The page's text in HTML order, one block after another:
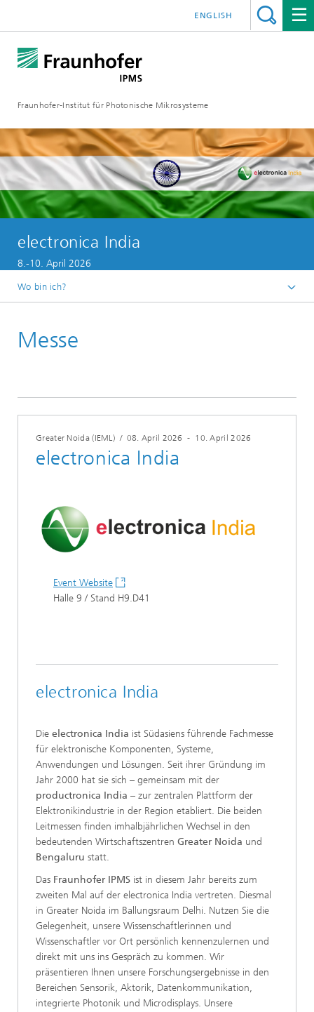
Fraunhofer-Institut für Photonische Mikrosysteme
ENGLISH
electronica India
8.-10. April 2026
Wo bin ich?
Messe
Greater Noida (IEML) / 08. April 2026 - 10. April 2026
electronica India
Event Website
Halle 9 / Stand H9.D41
electronica India
Die electronica India ist Südasiens führende Fachmesse
für elektronische Komponenten, Systeme,
Anwendungen und Lösungen. Seit ihrer Gründung im
Jahr 2000 hat sie sich – gemeinsam mit der
productronica India – zur zentralen Plattform der
Elektronikindustrie in der Region etabliert. Die beiden
Leitmessen finden imhalbjährlichen Wechsel in den
bedeutenden Wirtschaftszentren Greater Noida und
Bengaluru statt.
Das Fraunhofer IPMS ist in diesem Jahr bereits zum
zweiten Mal auf der electronica India vertreten. Diesmal
in Greater Noida im Ballungsraum Delhi. Nutzen Sie die
Gelegenheit, unsere Wissenschaftlerinnen und
Wissenschaftler vor Ort persönlich kennenzulernen und
direkt mit uns ins Gespräch zu kommen. Wir
präsentieren Ihnen unsere Forschungsergebnisse in den
Bereichen Sensorik, Aktorik, Datenkommunikation,
integrierte Photonik und Microdisplays. Unsere